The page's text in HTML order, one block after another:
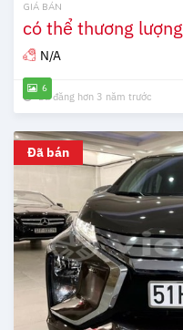
6
GIÁ BÁN
có thể thương lượng
N/A
Đã đăng hơn 3 năm trước
Đã bán